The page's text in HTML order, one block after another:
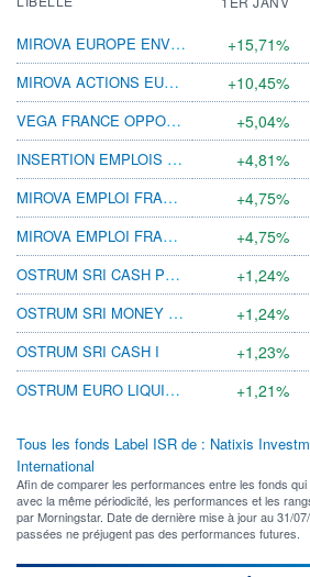
MIROVA EUROPE ENVIRONNEMENT R(C) EUR +15,71%
MIROVA ACTIONS EUROPE F(C) EUR
+10,45%
VEGA FRANCE OPPORTUNITÉS ISR RC
+5,04%
INSERTION EMPLOIS DYNAMIQUE R (C)
+4,81%
MIROVA EMPLOI FRANCE (D)
+4,75%
MIROVA EMPLOI FRANCE (C)
+4,75%
OSTRUM SRI CASH PLUS I (C) EUR
+1,24%
OSTRUM SRI MONEY HORIZON I
+1,24%
OSTRUM SRI CASH I +1,23%
OSTRUM EURO LIQUIDITY LVNAV I (D)
+1,21%
Tous les fonds Label ISR de : Natixis
International
Afin de comparer les performances entre les fonds
avec la même périodicité, les performances et les
par Morningstar. Date de dernière mise à jour au 31/
passées ne préjugent pas des performances futures.